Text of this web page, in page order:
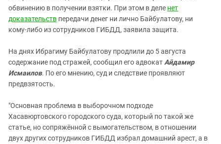
ЮФО
обвинению в получении взятки. При этом в деле нет
доказательств передачи денег ни лично Байбулатову, ни
кому-либо из сотрудников ГИБДД, заявила защита.
На днях Ибрагиму Байбулатову продлили до 5 августа
содержание под стражей, сообщил его адвокат Айдамир
Исмаилов. По его мнению, суд и следствие проявляют
предвзятость.
"Основная проблема в выборочном подходе
Хасавюртовского городского суда, который по такой же
статье, но сопряжённой с вымогательством, в отношении
двух других сотрудников ГИБДД избрал домашний арест, а в